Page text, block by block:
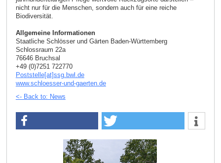
nicht nur für die Menschen, sondern auch für eine reiche
Biodiversität.
Allgemeine Informationen
Staatliche Schlösser und Gärten Baden-Württemberg
Schlossraum 22a
76646 Bruchsal
+49 (0)7251 722770
Poststelle[at]ssg.bwl.de
www.schloesser-und-gaerten.de
<- Back to: News